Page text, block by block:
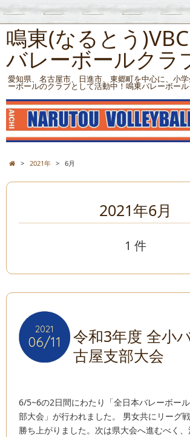
鳴東(なるとう
バレーボールクラ
愛知県、名古屋市、日進市、東郷町を中心に、小
ーボールのクラブとして活動中！鳴東バレーボール
> 2021年 > 6月
2021年6月
1 件
2021
06/11
2021
06/11
令和3年度 全小
古屋支部大会
6/5~6の2日間にわたり「全日本バレーボー
部大会」が行われました。 男女共にリーグ
勝ち上がりました。次は県大会へ進むべく